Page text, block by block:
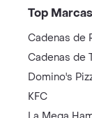
Top
Cadenas de
Cadenas de
Domino's
KFC